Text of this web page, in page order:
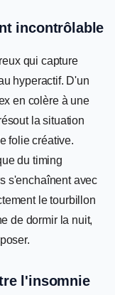
incontrôlable
qui capture
hyperactif. D'un
en colère à une
la situation
folie créative.
du timing
s'enchaînent avec
le tourbillon
de dormir la nuit,
l'insomnie